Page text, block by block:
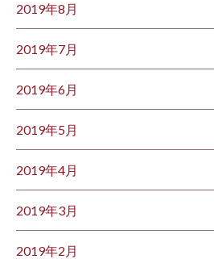
2019年8月
2019年7月
2019年6月
2019年5月
2019年4月
2019年3月
2019年2月